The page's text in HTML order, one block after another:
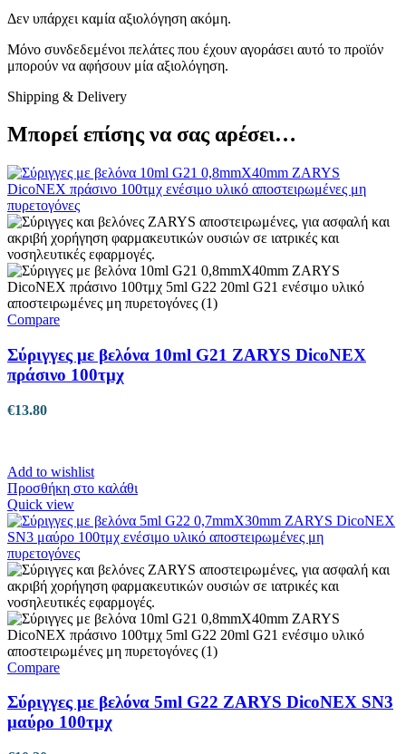
Δεν υπάρχει καμία αξιολόγηση ακόμη.
Μόνο συνδεδεμένοι πελάτες που έχουν αγοράσει αυτό το προϊόν
μπορούν να αφήσουν μία αξιολόγηση.
Shipping & Delivery
Μπορεί επίσης να σας αρέσει…
Compare
Σύριγγες με βελόνα 10ml G21 ZARYS DicoNEX
πράσινο 100τμχ
€13.80
Add to wishlist
Προσθήκη στο καλάθι
Quick view
Compare
Σύριγγες με βελόνα 5ml G22 ZARYS DicoNEX SN3
μαύρο 100τμχ